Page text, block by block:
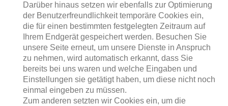
Darüber hinaus setzen wir ebenfalls zur Optimierung
der Benutzerfreundlichkeit temporäre Cookies ein,
die für einen bestimmten festgelegten Zeitraum auf
Ihrem Endgerät gespeichert werden. Besuchen Sie
unsere Seite erneut, um unsere Dienste in Anspruch
zu nehmen, wird automatisch erkannt, dass Sie
bereits bei uns waren und welche Eingaben und
Einstellungen sie getätigt haben, um diese nicht noch
einmal eingeben zu müssen.
Zum anderen setzten wir Cookies ein, um die